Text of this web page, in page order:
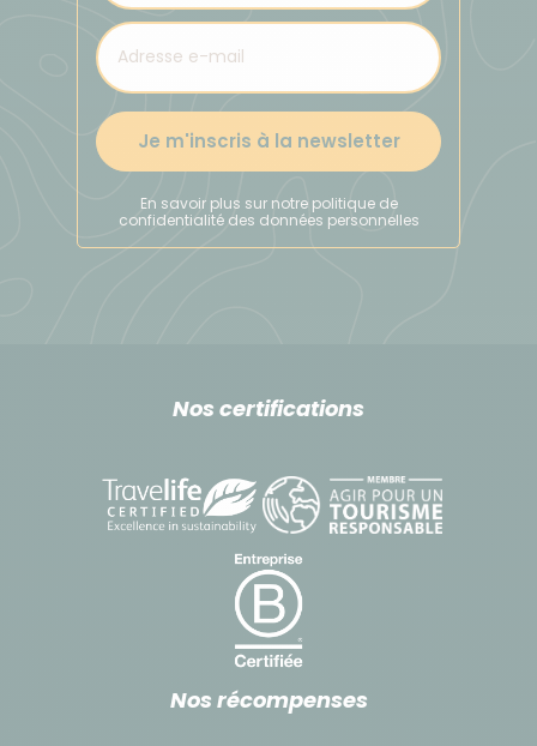
Je m'inscris à la newsletter
En savoir plus sur notre politique de
confidentialité des données personnelles
Nos certifications
Nos récompenses